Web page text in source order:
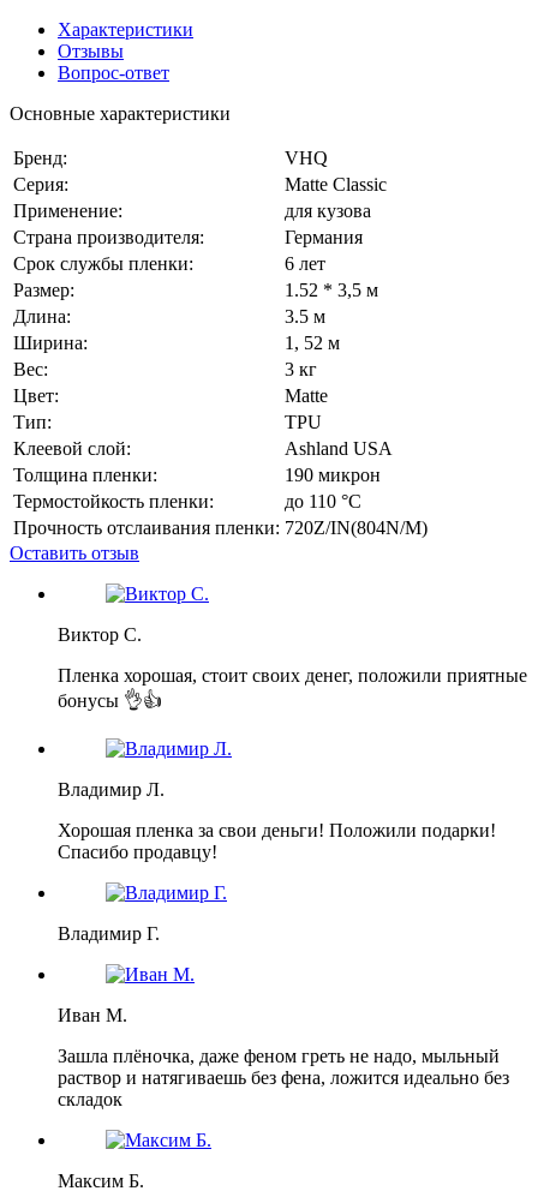
Характеристики
Отзывы
Вопрос-ответ
Основные характеристики
Бренд:
VHQ
Серия:
Matte Classic
Применение:
для кузова
Страна производителя:
Германия
Срок службы пленки:
6 лет
Размер:
1.52 * 3,5 м
Длина:
3.5 м
Ширина:
1, 52 м
Вес:
3 кг
Цвет:
Matte
Тип:
TPU
Клеевой слой:
Ashland USA
Толщина пленки:
190 микрон
Термостойкость пленки:
до 110 °C
Прочность отслаивания пленки: 720Z/IN(804N/M)
Оставить отзыв
Виктор С.
Пленка хорошая, стоит своих денег, положили приятные
бонусы 👌👍
Владимир Л.
Хорошая пленка за свои деньги! Положили подарки!
Спасибо продавцу!
Владимир Г.
Иван М.
Зашла плёночка, даже феном греть не надо, мыльный
раствор и натягиваешь без фена, ложится идеально без
складок
Максим Б.